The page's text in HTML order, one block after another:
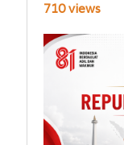
710 views